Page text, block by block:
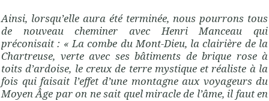
Ainsi, lorsqu’elle aura été terminée, nous pourrons tous
de nouveau cheminer avec Henri Manceau qui
préconisait : « La combe du Mont-Dieu, la clairière de la
Chartreuse, verte avec ses bâtiments de brique rose à
toits d’ardoise, le creux de terre mystique et réaliste à la
fois qui faisait l’effet d’une montagne aux voyageurs du
Moyen Âge par on ne sait quel miracle de l’âme, il faut en